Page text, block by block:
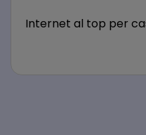
Internet al top per